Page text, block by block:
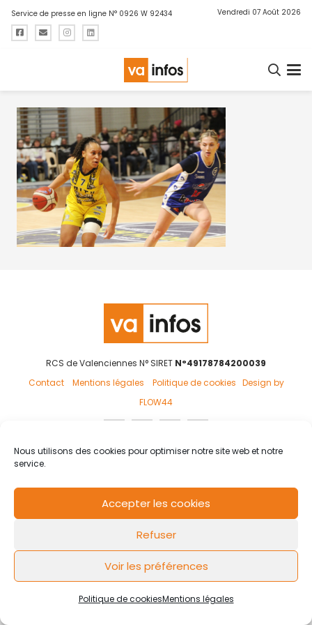
Nous utilisons des cookies pour optimiser notre site web et notre
service.
Accepter les cookies
Refuser
Voir les préférences
Politique de cookiesMentions légales
Service de presse en ligne N° 0926 W 92434 Vendredi 07 Août 2026
RCS de Valenciennes N° SIRET N°49178784200039
Contact
Mentions légales Politique de cookies Design by
FLOW44